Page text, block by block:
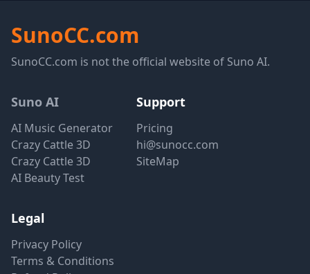
SunoCC.com
SunoCC.com is not the official website of Suno AI.
Suno AI
AI Music Generator
Crazy Cattle 3D
Crazy Cattle 3D
AI Beauty Test
Support
Pricing
hi@sunocc.com
SiteMap
Legal
Privacy Policy
Terms & Conditions